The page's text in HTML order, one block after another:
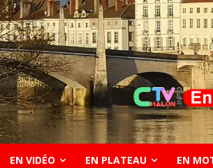
EN VIDÉO EN PLATEAU EN